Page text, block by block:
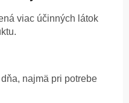
viac účinných látok
najmä pri potrebe